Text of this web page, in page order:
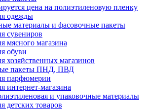
цена на полиэтиленовую пленку
одежды
материалы и фасовочные пакеты
сувениров
мясного магазина
обуви
хозяйственных магазинов
пакеты ПНД, ПВД
парфюмерии
интернет-магазина
и упаковочные материалы
детских товаров